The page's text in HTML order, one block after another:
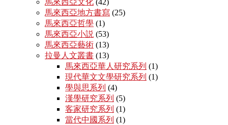
馬來西亞地方書寫 (25)
馬來西亞哲學 (1)
馬來西亞小説 (53)
馬來西亞藝術 (13)
拉曼人文叢書 (13)
馬來西亞華人研究系列 (1)
現代華文文學研究系列 (1)
學與思系列 (4)
漢學研究系列 (5)
客家研究系列 (1)
當代中國系列 (1)